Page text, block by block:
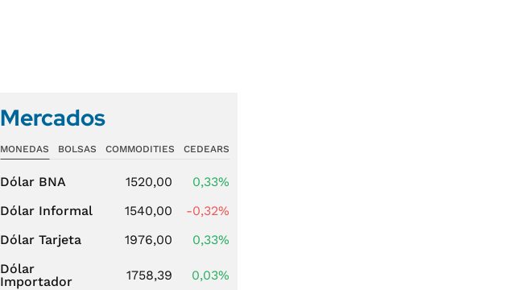
Mercados
MONEDAS BOLSAS COMMODITIES CEDEARS
Dólar BNA 1520,00
0,33%
Dólar Informal
1540,00
-0,32%
Dólar Tarjeta
1976,00
0,33%
Dólar
Importador
1758,39 0,03%